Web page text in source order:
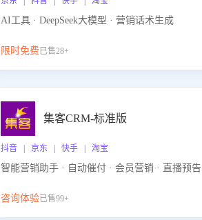
AI工具 · DeepSeek大模型 · 营销话术生成
限时免费已售28+
集客CRM-标准版
抖音 | 京东 | 快手 | 淘宝
智能营销助手 · 自动催付 · 会员营销 · 直播预告
咨询体验已售99+